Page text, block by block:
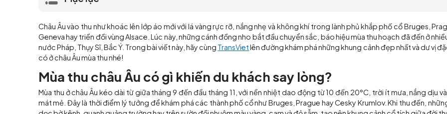
Mục lục
Châu Âu vào thu như khoác lên lớp áo mới với lá vàng rực rỡ, nắng nhẹ và không khí trong lành phủ
Geneva hay triền đồi vùng Alsace. Lúc này, những cánh đồng nho bắt đầu chuyển sắc, báo hiệu mùa
nước Pháp, Thụy Sĩ, Bắc Ý. Trong bài viết này, hãy cùngTransVietlên đường khám phá những khung
có ở châu Âu mùa thu nhé!